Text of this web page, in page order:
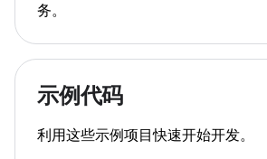
务。
示例代码
利用这些示例项目快速开始开发。